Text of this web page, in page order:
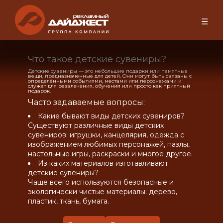
☰
Что такое детские сувениры?
Детские сувениры — это небольшие подарки или памятные
вещи, предназначенные для детей. Они могут быть связаны с
определёнными событиями, местами или персонажами и
служат для развлечения, обучения или просто как приятный
подарок.
Часто задаваемые вопросы:
Какие бывают виды детских сувениров?
Существуют различные виды детских
сувениров: игрушки, канцелярия, одежда с
изображением любимых персонажей, пазлы,
настольные игры, раскраски и многое другое.
Из каких материалов изготавливают
детские сувениры?
Чаще всего используются безопасные и
экологически чистые материалы: дерево,
пластик, ткань, бумага.